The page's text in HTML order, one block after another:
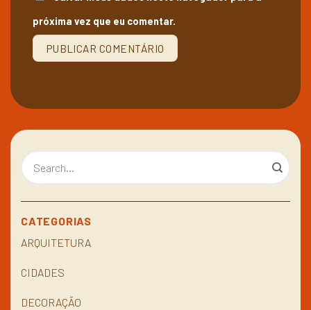
próxima vez que eu comentar.
CATEGORIAS
ARQUITETURA
CIDADES
DECORAÇÃO